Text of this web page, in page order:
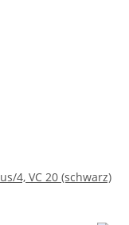
4, VC 20 (schwarz)